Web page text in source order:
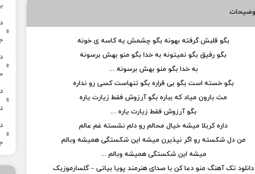
بگو قلبش گرفته بهونه بگو چشمش یه کاسه ی خونه
بگو رفیق بگو نمیتونه به خدا بگو منو بهش برسونه
به خدا بگو منو بهش برسونه ...
بگو خسته است بگو بی قراره بگو تنهاست کسی رو نداره
مث بارون میاد که بباره بگو آرزوش فقط زیارت یاره
بگو آرزوش فقط زیارت یاره ...
داره کربلا میشه خیال محالم رو دلم نشسته غم عالم
من دل شکسته رو اگر نپذیرن میشه این شکستگی همیشه وبالم
میشه این شکستگی همیشه وبالم ...
دانلود تک آهنگ منو دعا کن با صدای هنرمند پویا بیاتی – گلسارموزیک